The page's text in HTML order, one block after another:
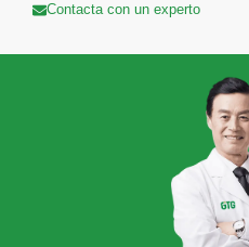
Contacta con un experto